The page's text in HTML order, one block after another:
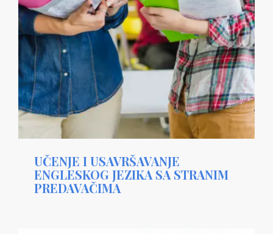
UČENJE I USAVRŠAVANJE
ENGLESKOG JEZIKA SA STRANIM
PREDAVAČIMA